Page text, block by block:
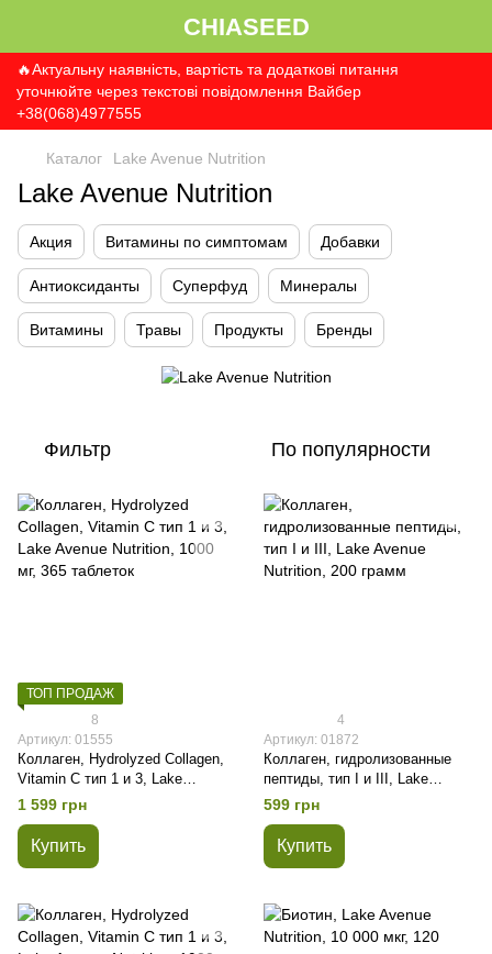
CHIASEED
🔥Актуальну наявність, вартість та додаткові питання
уточнюйте через текстові повідомлення Вайбер
+38(068)4977555
Каталог Lake Avenue Nutrition
Lake Avenue Nutrition
Акция Витамины по симптомам Добавки
Антиоксиданты Суперфуд Минералы
Витамины Травы Продукты Бренды
Фильтр По популярности
ТОП ПРОДАЖ
8
Артикул: 01555
Коллаген, Hydrolyzed Collagen,
Vitamin C тип 1 и 3, Lake
Avenue Nutrition, 1000 мг, 365
таблеток
1 599 грн
Купить
4
Артикул: 01872
Коллаген, гидролизованные
пептиды, тип I и III, Lake
Avenue Nutrition, 200 грамм
599 грн
Купить